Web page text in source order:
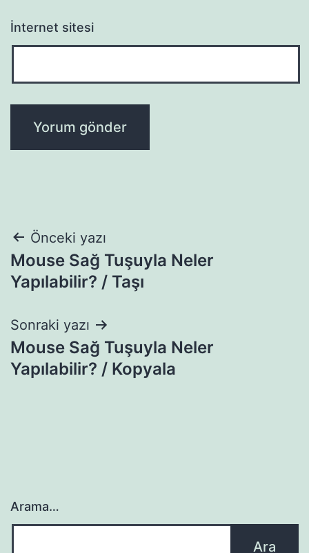
İnternet sitesi
Yazı
gezinmesi
Önceki yazı
Mouse Sağ Tuşuyla Neler
Yapılabilir? / Taşı
Sonraki yazı
Mouse Sağ Tuşuyla Neler
Yapılabilir? / Kopyala
Arama…